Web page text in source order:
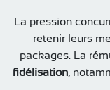
La pression
retenir leurs
packages. La
fidélisation,